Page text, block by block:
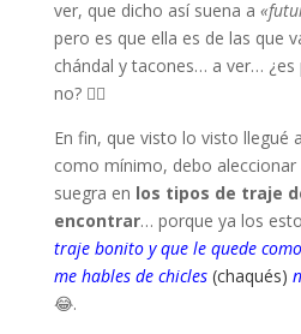
ver, que dicho así suena a
pero es que ella es de las que
chándal y tacones… a ver… ¿es
no? 🤦‍♀️
En fin, que visto lo visto llegué
como mínimo, debo
suegra en los tipos de traje
encontrar… porque ya los
traje bonito y que le quede
me hables de chicles (chaqués)
😂.